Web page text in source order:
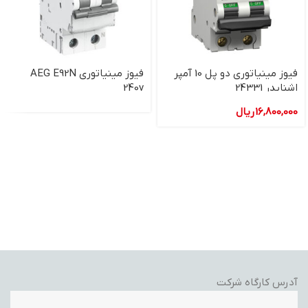
فیوز مینیاتوری دو پل 10 آمپر
اشنایدر 24331
16,800,000ریال
فیوز مینیاتوری AEG E92N
240v
آدرس کارگاه شرکت